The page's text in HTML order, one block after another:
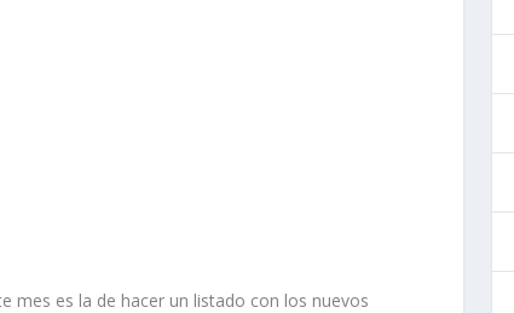
mes es la de hacer un listado con los nuevos